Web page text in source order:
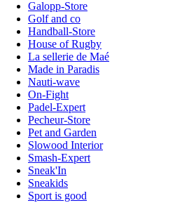
Galopp-Store
Golf and co
Handball-Store
House of Rugby
La sellerie de Maé
Made in Paradis
Nauti-wave
On-Fight
Padel-Expert
Pecheur-Store
Pet and Garden
Slowood Interior
Smash-Expert
Sneak'In
Sneakids
Sport is good